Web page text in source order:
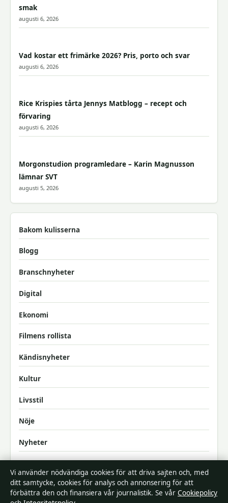
smak
augusti 6, 2026
Vad kostar ett frimärke 2026? Pris, porto och svar
augusti 6, 2026
Rice Krispies tårta Jennys Matblogg – recept och
förvaring
augusti 6, 2026
Morgonstudion programledare – Karin Magnusson
lämnar SVT
augusti 5, 2026
Bakom kulisserna
Blogg
Branschnyheter
Digital
Ekonomi
Filmens rollista
Kändisnyheter
Kultur
Livsstil
Nöje
Nyheter
Sport
Vi använder nödvändiga cookies för att driva sajten och, med
ditt samtycke, cookies för analys och annonsering för att
förbättra den och finansiera vår journalistik. Se vår Cookiepolicy